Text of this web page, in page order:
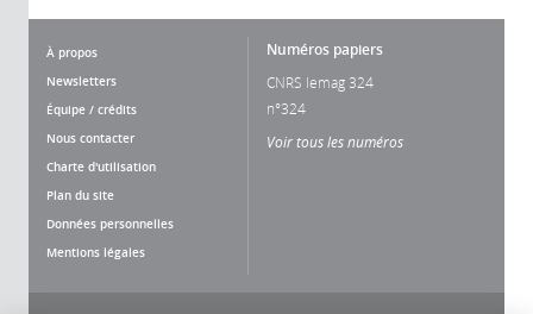
À propos
Newsletters
Équipe / crédits
Nous contacter
Charte d'utilisation
Plan du site
Données personnelles
Mentions légales
Numéros papiers
CNRS lemag 324
n°324
Voir tous les numéros